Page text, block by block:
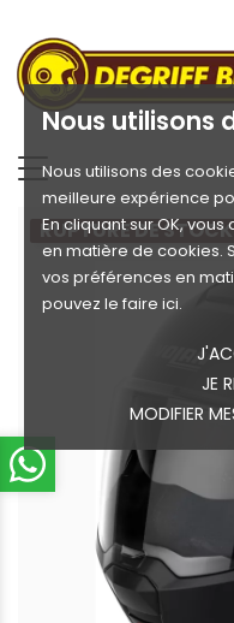
Nous utilisons
Nous utilisons des
meilleure expérience
En cliquant sur OK,
en matière de cookies.
vos préférences en
pouvez le faire ici.
JE
MODIFIER
RUPTURE DE STOCK